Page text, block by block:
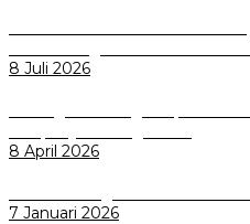
8 Juli 2026
8 April 2026
7 Januari 2026